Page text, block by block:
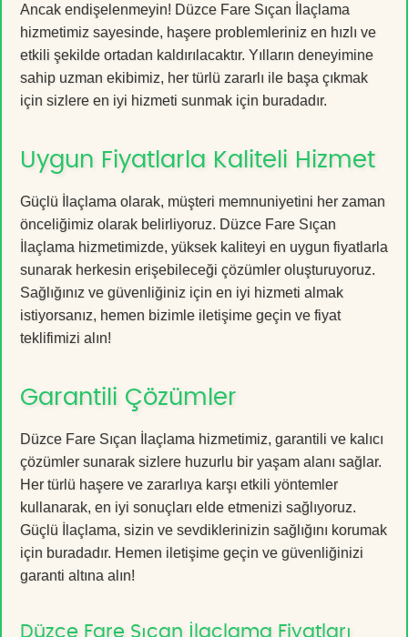
Ancak endişelenmeyin! Düzce Fare Sıçan İlaçlama
hizmetimiz sayesinde, haşere problemleriniz en hızlı ve
etkili şekilde ortadan kaldırılacaktır. Yılların deneyimine
sahip uzman ekibimiz, her türlü zararlı ile başa çıkmak
için sizlere en iyi hizmeti sunmak için buradadır.
Uygun Fiyatlarla Kaliteli Hizmet
Güçlü İlaçlama olarak, müşteri memnuniyetini her zaman
önceliğimiz olarak belirliyoruz. Düzce Fare Sıçan
İlaçlama hizmetimizde, yüksek kaliteyi en uygun fiyatlarla
sunarak herkesin erişebileceği çözümler oluşturuyoruz.
Sağlığınız ve güvenliğiniz için en iyi hizmeti almak
istiyorsanız, hemen bizimle iletişime geçin ve fiyat
teklifimizi alın!
Garantili Çözümler
Düzce Fare Sıçan İlaçlama hizmetimiz, garantili ve kalıcı
çözümler sunarak sizlere huzurlu bir yaşam alanı sağlar.
Her türlü haşere ve zararlıya karşı etkili yöntemler
kullanarak, en iyi sonuçları elde etmenizi sağlıyoruz.
Güçlü İlaçlama, sizin ve sevdiklerinizin sağlığını korumak
için buradadır. Hemen iletişime geçin ve güvenliğinizi
garanti altına alın!
Düzce Fare Sıçan İlaçlama Fiyatları